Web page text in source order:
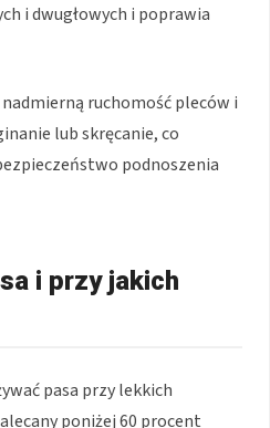
i dwugłowych i poprawia
ruchomość pleców i
lub skręcanie, co
podnoszenia
i przy jakich
pasa przy lekkich
poniżej 60 procent